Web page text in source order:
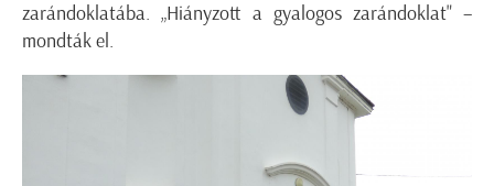
zarándoklatába. „Hiányzott a gyalogos zarándoklat" –
mondták el.